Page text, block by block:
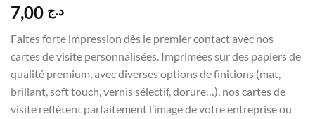
د.ج
Faites forte impression dès le premier contact avec nos
cartes de visite personnalisées. Imprimées sur des papiers de
qualité premium, avec diverses options de finitions (mat,
brillant, soft touch, vernis sélectif, dorure…), nos cartes de
visite reflètent parfaitement l’image de votre entreprise ou